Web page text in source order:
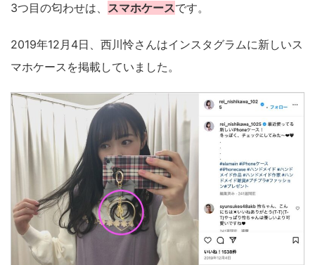
3つ目の匂わせは、 スマホケースです。
2019年12月4日、西川怜さんはインスタグラムに新しいス
マホケースを掲載していました。